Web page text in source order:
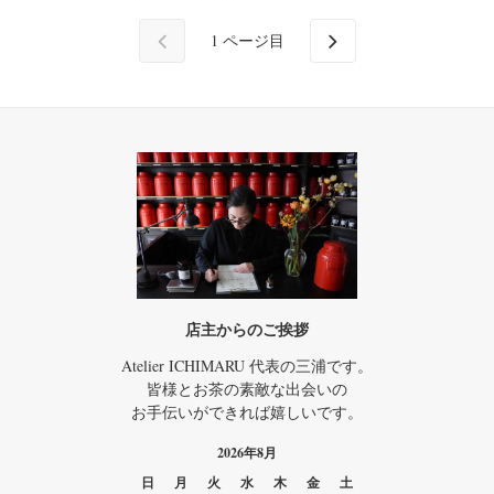
1 ページ目
店主からのご挨拶
Atelier ICHIMARU 代表の三浦です。
皆様とお茶の素敵な出会いの
お手伝いができれば嬉しいです。
2026年8月
日
月 火 水 木 金 土